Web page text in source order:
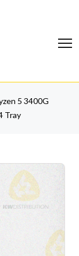
5 3400G
Tray